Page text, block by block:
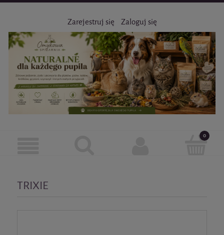
Zarejestruj się Zaloguj się
TRIXIE